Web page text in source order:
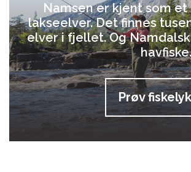
Namsen er kjent som
lakseelver. Det finnes
elver i fjellet. Og
havfiske.
Prøv